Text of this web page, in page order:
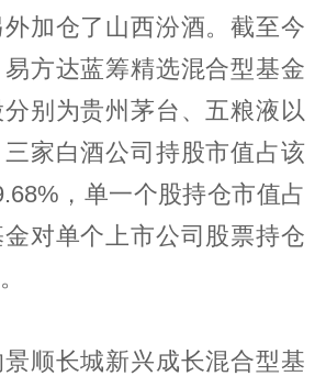
加仓了山西汾酒。截至今
方达蓝筹精选混合型基金
别为贵州茅台、五粮液以
家白酒公司持股市值占该
，单一个股持仓市值占
对单个上市公司股票持仓
顺长城新兴成长混合型基